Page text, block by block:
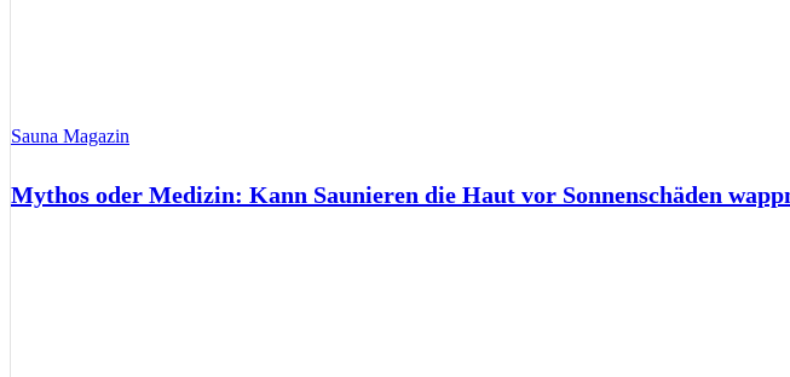
Sauna Magazin
Mythos oder Medizin: Kann Saunieren die Haut vor Sonnenschäden